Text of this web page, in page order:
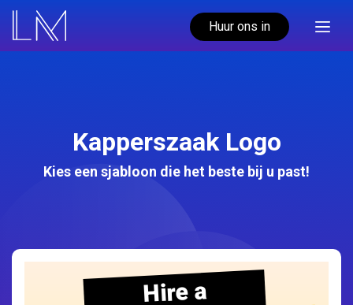
Huur ons in
Kapperszaak Logo
Kies een sjabloon die het beste bij u past!
Hire a